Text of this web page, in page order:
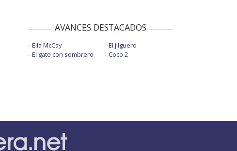
AVANCES DESTACADOS
Ella McCay
El gato con sombrero
El jilguero
Coco 2